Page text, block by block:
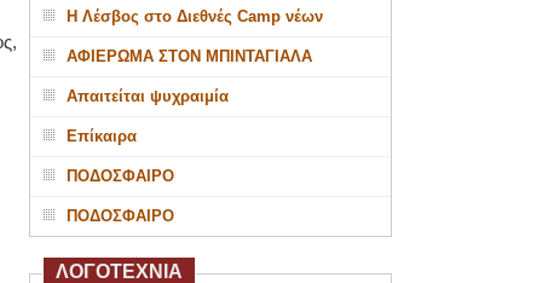
Η Λέσβος στο Διεθνές Camp νέων
ΑΦΙΕΡΩΜΑ ΣΤΟΝ ΜΠΙΝΤΑΓΙΑΛΑ
Απαιτείται ψυχραιμία
Επίκαιρα
ΠΟΔΟΣΦΑΙΡΟ
ΠΟΔΟΣΦΑΙΡΟ
ΛΟΓΟΤΕΧΝΙΑ